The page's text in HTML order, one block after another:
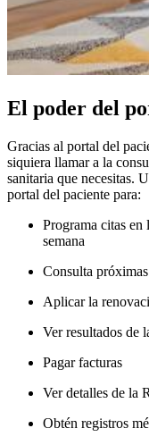
El poder del
Gracias al portal del
siquiera llamar a la
sanitaria que necesitas.
portal del paciente para:
Programa citas en
semana
Consulta
Aplicar la
Ver resultados de
Pagar facturas
Ver detalles de la
Obtén registros